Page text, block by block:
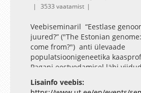
3533 vaatamist
Veebiseminaril “Eestlase
juured?” ("The Estonian
come from?") anti ülevaade
populatsioonigeneetika
Pagani eestvedamisel läbi
projekti “Eesti genoome
suurem kui tema osade summa”
Lisainfo veebis: